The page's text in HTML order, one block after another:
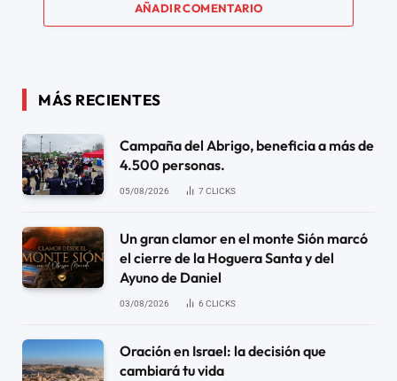
AÑADIR COMENTARIO
MÁS RECIENTES
Campaña del Abrigo, beneficia a más de
4.500 personas.
05/08/2026 7 CLICKS
Un gran clamor en el monte Sión marcó
el cierre de la Hoguera Santa y del
Ayuno de Daniel
03/08/2026 6 CLICKS
Oración en Israel: la decisión que
cambiará tu vida